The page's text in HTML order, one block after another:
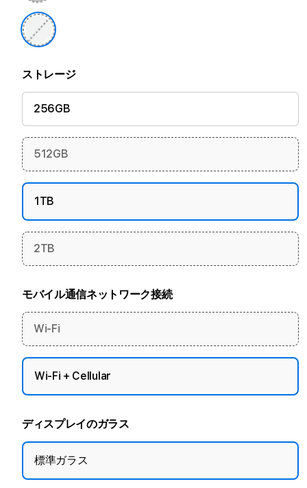
ストレージ
256GB
512GB
1TB
2TB
モバイル通信ネットワーク接続
Wi-Fi
Wi-Fi + Cellular
ディスプレイのガラス
標準ガラス